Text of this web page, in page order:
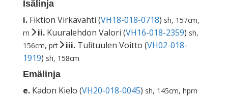
Isälinja
i. Fiktion Virkavahti (VH18-018-0718) sh, 157cm,
rn
ii. Kuuralehdon Valori (VH16-018-2359) sh,
156cm, prt
iii. Tulituulen Voitto (VH02-018-
1919) sh, 158cm
Emälinja
e. Kadon Kielo (VH20-018-0045) sh, 145cm, hprn